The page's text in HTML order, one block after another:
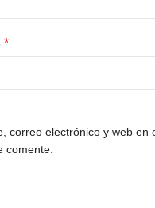
*
correo electrónico y web en
comente.